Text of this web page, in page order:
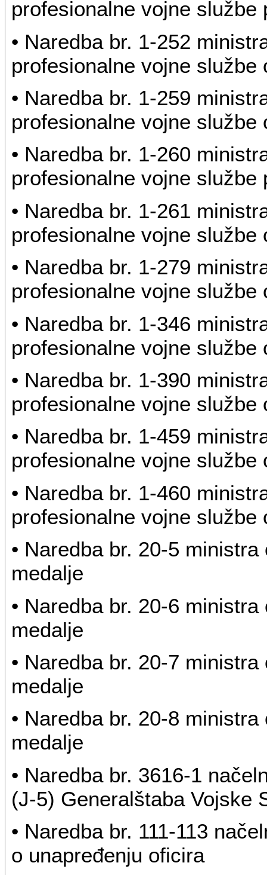
profesionalne vojne službe
• Naredba br. 1-252
profesionalne vojne službe
• Naredba br. 1-259
profesionalne vojne službe
• Naredba br. 1-260
profesionalne vojne službe
• Naredba br. 1-261
profesionalne vojne službe
• Naredba br. 1-279
profesionalne vojne službe
• Naredba br. 1-346
profesionalne vojne službe
• Naredba br. 1-390
profesionalne vojne službe
• Naredba br. 1-459
profesionalne vojne službe
• Naredba br. 1-460
profesionalne vojne službe
• Naredba br. 20-5
medalje
• Naredba br. 20-6
medalje
• Naredba br. 20-7
medalje
• Naredba br. 20-8
medalje
• Naredba br. 3616-1
(J-5) Generalštaba Vojske
• Naredba br. 111-113
o unapređenju oficira